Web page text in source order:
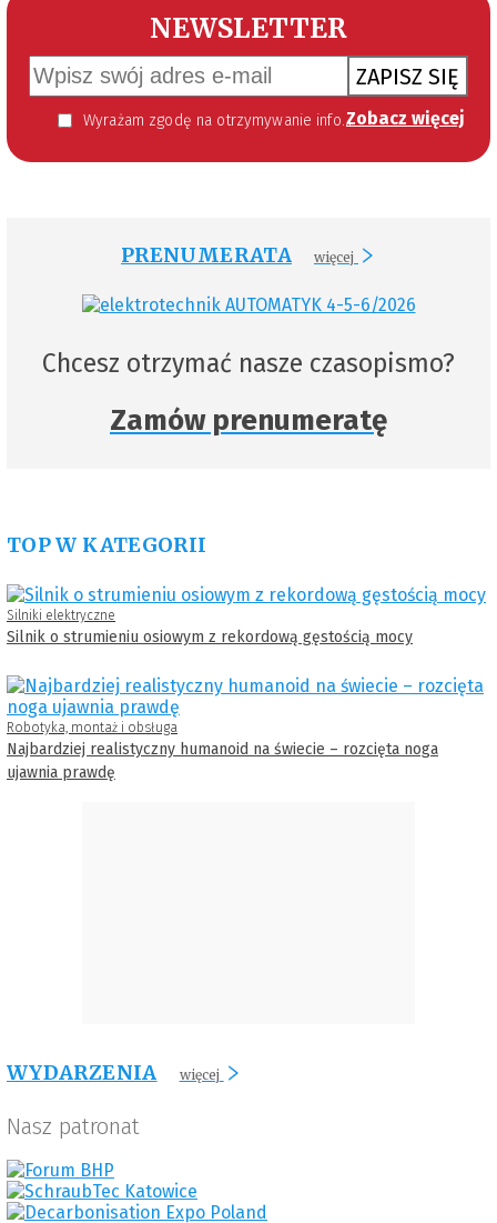
NEWSLETTER
ZAPISZ SIĘ
Wyrażam zgodę na otrzymywanie informacji handlowej kierowanej do mnie za pomocą środków komunikacji elektronicznej w szczególności poczty elektronicznej zgodnie z przepisem art. 10 ust 2 ustawy z dnia 18 lipca 2002 roku o świadczeniu usług drogą elektroniczną (Dz. U. 144 z 2002 r. poz. 1204). Zgoda jest dobrowolna, jednak jej wyrażenie jest konieczne, aby otrzymywać newsletter. Zobacz więcej
PRENUMERATA więcej
Chcesz otrzymać nasze czasopismo?
Zamów prenumeratę
TOP W KATEGORII
Silniki elektryczne
Silnik o strumieniu osiowym z rekordową gęstością mocy
Robotyka, montaż i obsługa
Najbardziej realistyczny humanoid na świecie – rozcięta noga
ujawnia prawdę
WYDARZENIA więcej
Nasz patronat